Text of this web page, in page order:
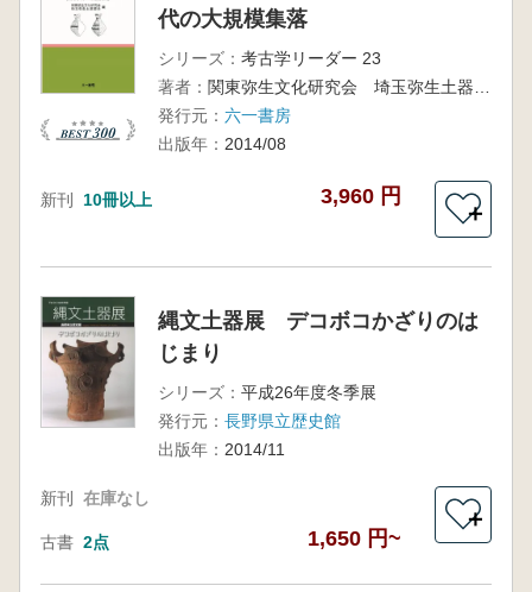
代の大規模集落
シリーズ： 考古学リーダー 23
著者：
発行元： 六一書房
出版年： 2014/08
新刊 10冊以上 3,960 円
＋
縄文土器展 デコボコかざりのは
じまり
シリーズ： 平成26年度冬季展
発行元： 長野県立歴史館
出版年： 2014/11
新刊 在庫なし
古書 2点 1,650 円~
＋